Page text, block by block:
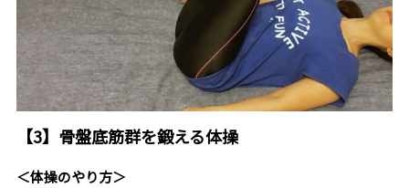
【3】骨盤底筋群を鍛える体操
＜体操のやり方＞